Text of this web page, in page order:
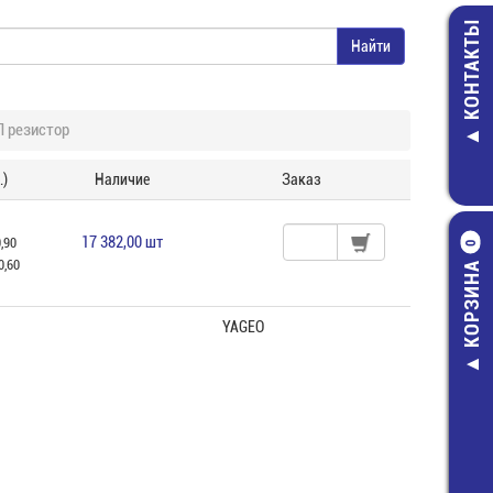
КОНТАКТЫ
КОРЗИНА
0
Наличие Заказ
17 382,00 шт
YAGEO